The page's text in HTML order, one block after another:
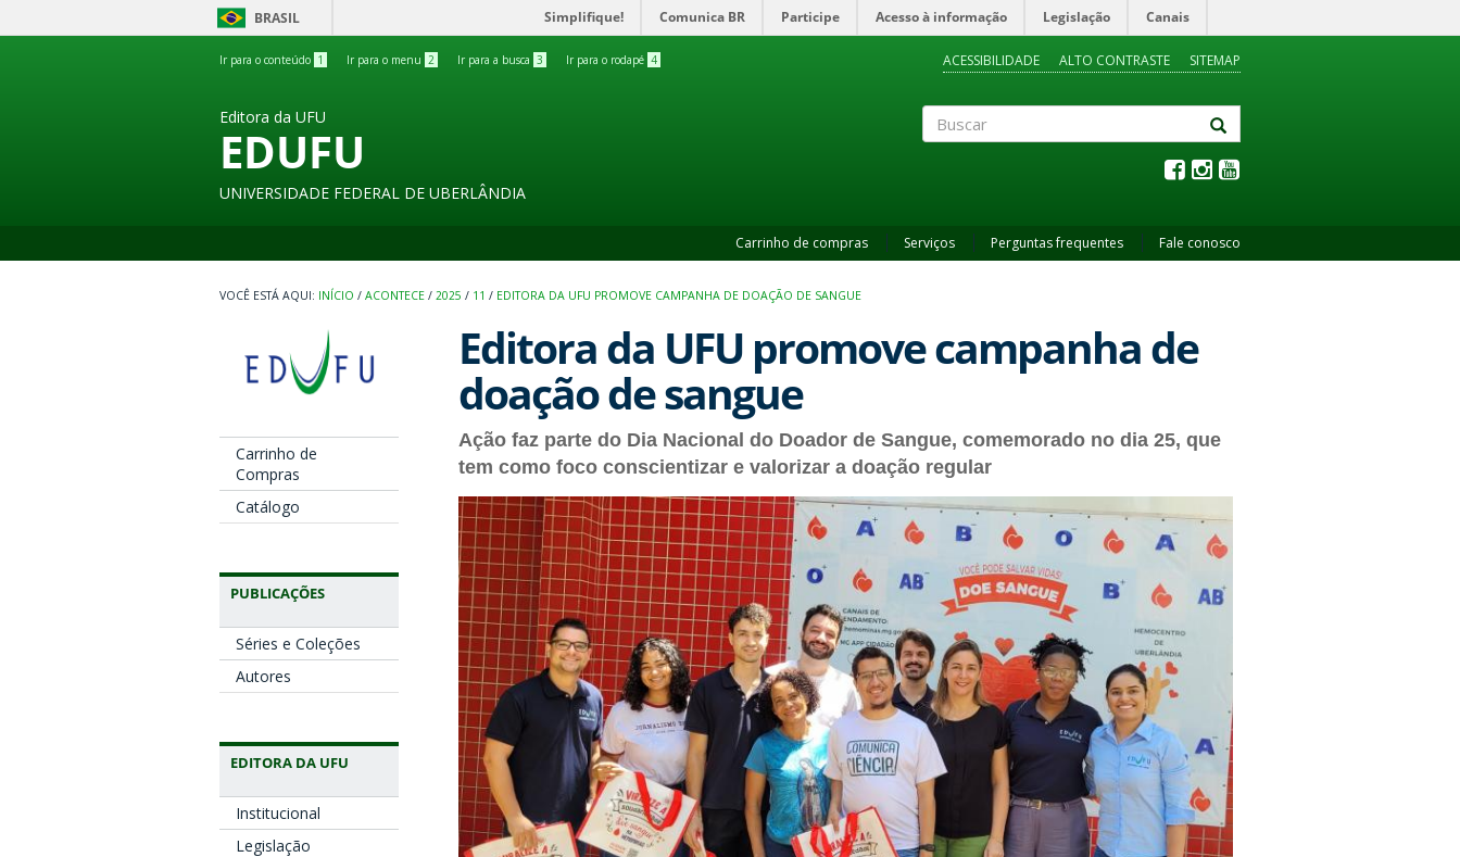
BRASIL Simplifique! Comunica BR Participe Acesso à informação Legislação Canais
Ir para o conteúdo 1 Ir para o menu 2 Ir para a busca 3 Ir para o rodapé 4 ACESSIBILIDADE ALTO CONTRASTE SITEMAP
Editora da UFU
EDUFU
UNIVERSIDADE FEDERAL DE UBERLÂNDIA
Carrinho de compras Serviços Perguntas frequentes Fale conosco
INÍCIO / ACONTECE / 2025 / 11 / EDITORA DA UFU PROMOVE CAMPANHA DE DOAÇÃO DE SANGUE
Carrinho de
Compras
Catálogo
PUBLICAÇÕES
Séries e Coleções
Autores
EDITORA DA UFU
Institucional
Legislação
Editora da UFU promove campanha de
doação de sangue
Ação faz parte do Dia Nacional do Doador de Sangue, comemorado no dia 25, que
tem como foco conscientizar e valorizar a doação regular